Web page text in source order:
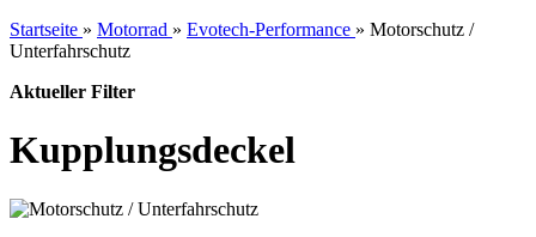
Startseite » Motorrad » Evotech-Performance » Motorschutz /
Unterfahrschutz
Aktueller Filter
Kupplungsdeckel